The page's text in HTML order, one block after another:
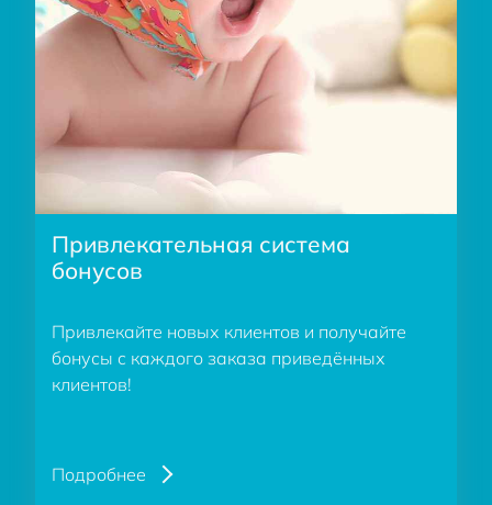
Привлекательная система
бонусов
Привлекайте новых клиентов и получайте
бонусы с каждого заказа приведённых
клиентов!
Подробнее